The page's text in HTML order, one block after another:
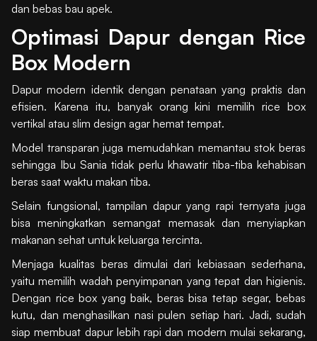
dan bebas bau apek.
Optimasi Dapur dengan Rice
Box Modern
Dapur modern identik dengan penataan yang praktis dan
efisien. Karena itu, banyak orang kini memilih rice box
vertikal atau slim design agar hemat tempat.
Model transparan juga memudahkan memantau stok beras
sehingga Ibu Sania tidak perlu khawatir tiba-tiba kehabisan
beras saat waktu makan tiba.
Selain fungsional, tampilan dapur yang rapi ternyata juga
bisa meningkatkan semangat memasak dan menyiapkan
makanan sehat untuk keluarga tercinta.
Menjaga kualitas beras dimulai dari kebiasaan sederhana,
yaitu memilih wadah penyimpanan yang tepat dan higienis.
Dengan rice box yang baik, beras bisa tetap segar, bebas
kutu, dan menghasilkan nasi pulen setiap hari. Jadi, sudah
siap membuat dapur lebih rapi dan modern mulai sekarang,